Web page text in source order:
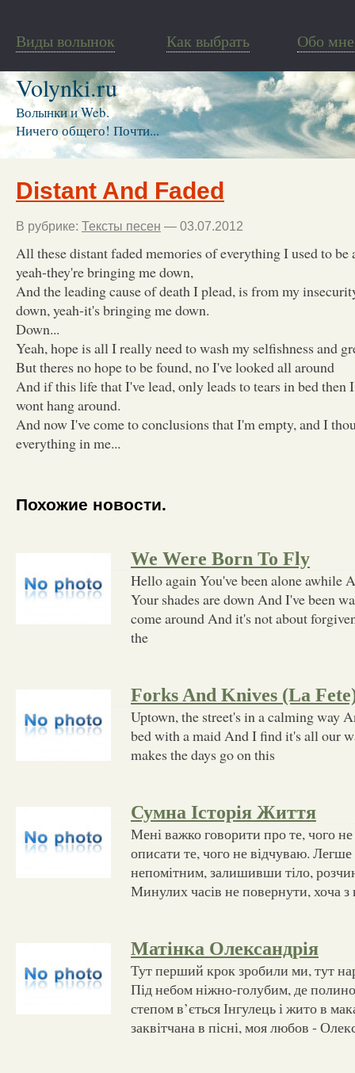
Виды волынок Как выбрать Обо мне
Volynki.ru
Волынки и Web.
Ничего общего! Почти...
Distant And Faded
В рубрике: Тексты песен — 03.07.2012
All these distant faded memories of everything I used to
yeah-they're bringing me down,
And the leading cause of death I plead, is from my
down, yeah-it's bringing me down.
Down...
Yeah, hope is all I really need to wash my selfishness and
But theres no hope to be found, no I've looked all around
And if this life that I've lead, only leads to tears in bed then
wont hang around.
And now I've come to conclusions that I'm empty, and I
everything in me...
Похожие новости.
We Were Born To Fly
Hello again You've been alone awhile
Your shades are down And I've been
come around And it's not about
the
Forks And Knives (La
Uptown, the street's in a calming way
bed with a maid And I find it's all our
makes the days go on this
Сумна Історія Життя
Мені важко говорити про те, чого
описати те, чого не відчуваю. Легше
непомітним, залишивши тіло,
Минулих часів не повернути, хоча з
Матінка Олександрія
Тут перший крок зробили ми, тут
Під небом ніжно-голубим, де
степом в’ється Інгулець і жито в
заквітчана в пісні, моя любов -